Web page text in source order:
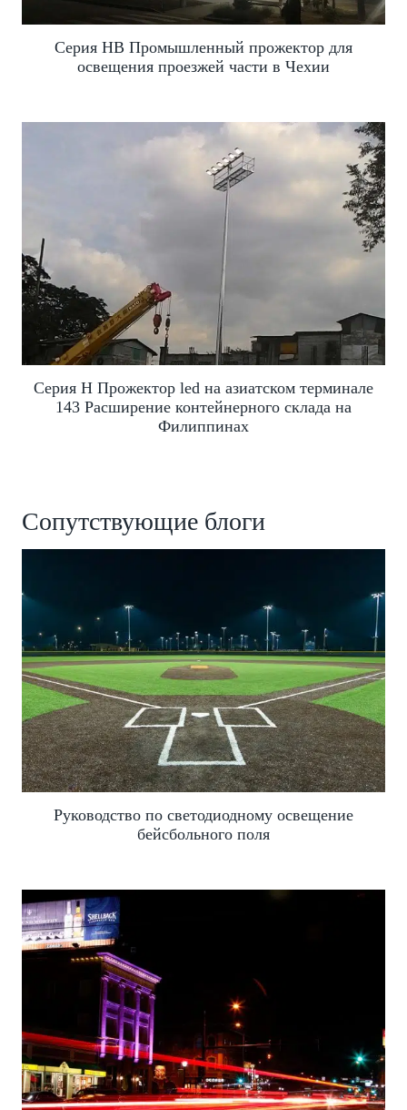
Серия HB Промышленный прожектор для
освещения проезжей части в Чехии
Серия H Прожектор led на азиатском терминале
143 Расширение контейнерного склада на
Филиппинах
Сопутствующие блоги
Руководство по светодиодному освещение
бейсбольного поля